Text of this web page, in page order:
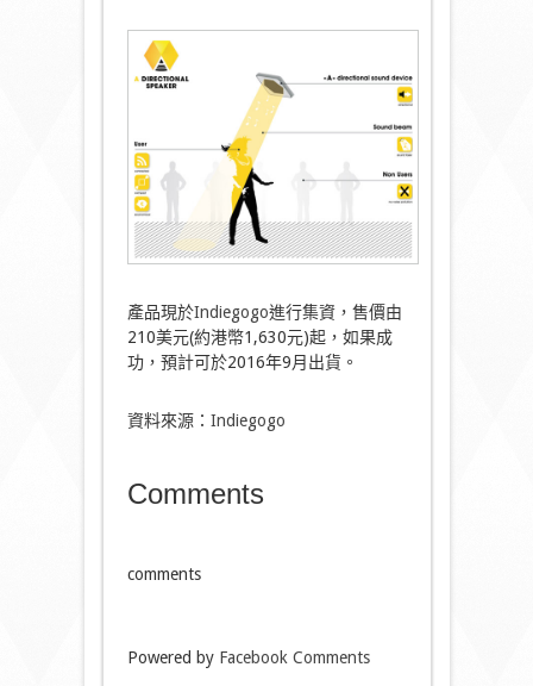
產品現於Indiegogo進行集資，售價由
210美元(約港幣1,630元)起，如果成
功，預計可於2016年9月出貨。
資料來源： Indiegogo
Comments
comments
Powered by Facebook Comments